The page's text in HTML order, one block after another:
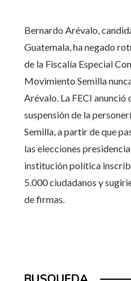
Bernardo Arévalo,
Guatemala, ha negado
de la Fiscalía Especial
Movimiento Semilla
Arévalo. La FECI anunció
suspensión de la
Semilla, a partir de que
las elecciones
institución política
5.000 ciudadanos y
de firmas.